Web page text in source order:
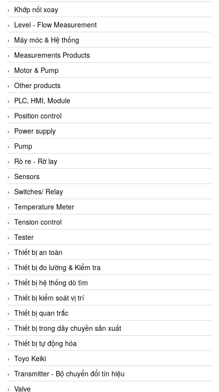
Khớp nối xoay
Level - Flow Measurement
Máy móc & Hệ thống
Measurements Products
Motor & Pump
Other products
PLC, HMI, Module
Position control
Power supply
Pump
Rò re - Rờ lay
Sensors
Switches/ Relay
Temperature Meter
Tension control
Tester
Thiết bị an toàn
Thiết bị đo lường & Kiểm tra
Thiết bị hệ thống dò tìm
Thiết bị kiểm soát vị trí
Thiết bị quan trắc
Thiết bị trong dây chuyền sản xuất
Thiết bị tự động hóa
Toyo Keiki
Transmitter - Bộ chuyển đổi tín hiệu
Valve